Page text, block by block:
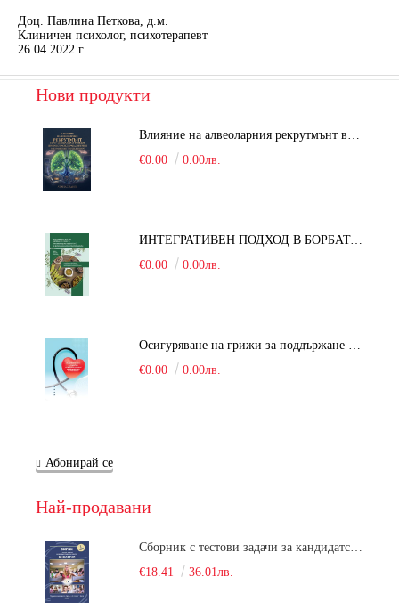
Доц. Павлина Петкова, д.м.
Клиничен психолог, психотерапевт
26.04.2022 г.
Нови продукти
Влияние на алвеоларния рекрутмънт върху белодробната функция при робот-асистирана хирургия в положение Тренделенбург
€0.00
0.00лв.
ИНТЕГРАТИВЕН ПОДХОД В БОРБАТА С COVID-19: От патогенезата на Sars-Cov-2 до фитомедицината и етноботаниката. Антивирусна активност и терапевтичен потенциал на българските лечебни растения
€0.00
0.00лв.
Осигуряване на грижи за поддържане на здравното състояние на уязвимите групи от населени
€0.00
0.00лв.
Абонирай се
Най-продавани
Сборник с тестови задачи за кандидатстудентски изпит по биология върху учебния материал за задължителна и профилирана подготовка, изучаван в средния курс на обучение. Част 1
€18.41
36.01лв.